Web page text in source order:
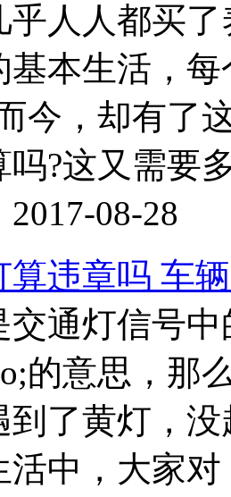
人都买了
基本生活，
今，却有了
吗?这又需要
08-28
算违章吗 车
灯信号中
的意思，那
到了黄灯，
活中，大家